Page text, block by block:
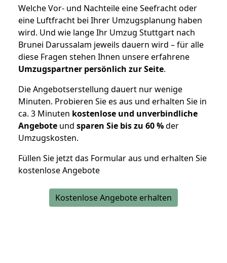
Welche Vor- und Nachteile eine Seefracht oder
eine Luftfracht bei Ihrer Umzugsplanung haben
wird. Und wie lange Ihr Umzug Stuttgart nach
Brunei Darussalam jeweils dauern wird – für alle
diese Fragen stehen Ihnen unsere erfahrene
Umzugspartner persönlich zur Seite.
Die Angebotserstellung dauert nur wenige
Minuten. Probieren Sie es aus und erhalten Sie in
ca. 3 Minuten kostenlose und unverbindliche
Angebote und sparen Sie bis zu 60 %der
Umzugskosten.
Füllen Sie jetzt das Formular aus und erhalten Sie
kostenlose Angebote
Kostenlose Angebote erhalten